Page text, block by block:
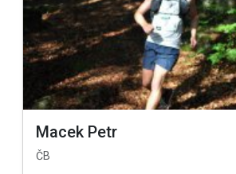
Macek Petr
ČB